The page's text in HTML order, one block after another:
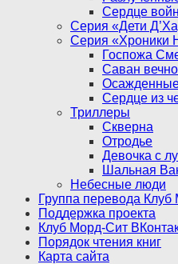
Сердце
Серия «Дети
Серия «Хроники
Госпожа
Саван
Сердце из
Триллеры
Скверна
Отродье
Девочка с
Шальная
Небесные люди
Группа перевода
Поддержка проекта
Клуб Морд-Сит
Порядок чтения книг
Карта сайта